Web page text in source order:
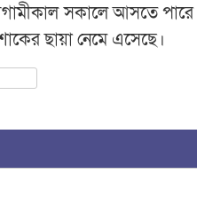
সকালে আসতে পারে
ছায়া নেমে এসেছে।